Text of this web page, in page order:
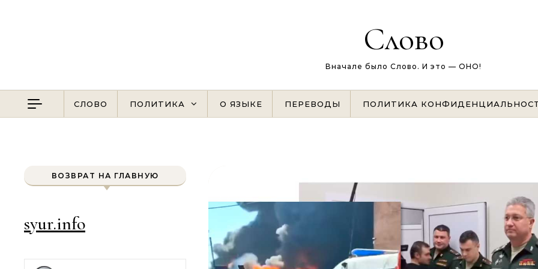
Слово
Вначале было Слово. И это — ОНО!
СЛОВО ПОЛИТИКА О ЯЗЫКЕ ПЕРЕВОДЫ ПОЛИТИКА
ВОЗВРАТ НА ГЛАВНУЮ
syur.info